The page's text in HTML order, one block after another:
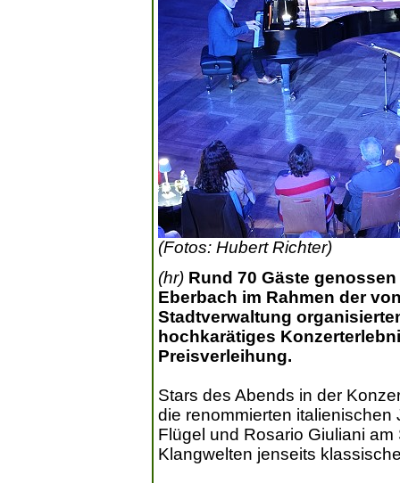
(Fotos: Hubert Richter)
(hr) Rund 70 Gäste
Eberbach im Rahmen der
Stadtverwaltung
hochkarätiges
Preisverleihung.
Stars des Abends in der
die renommierten
Flügel und Rosario Giuliani
Klangwelten jenseits